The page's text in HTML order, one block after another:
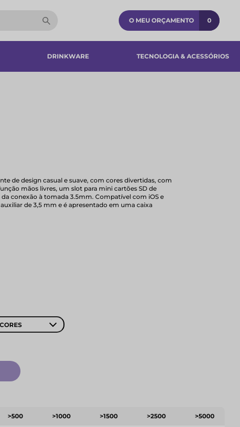
O MEU ORÇAMENTO 0
DRINKWARE TECNOLOGIA & ACESSÓRIOS​
de design casual e suave, com cores divertidas, com
mãos livres, um slot para mini cartões SD de
conexão à tomada 3.5mm. Compatível com iOS e
de 3,5 mm e é apresentado em uma caixa
>500 >1000 >1500 >2500 >5000